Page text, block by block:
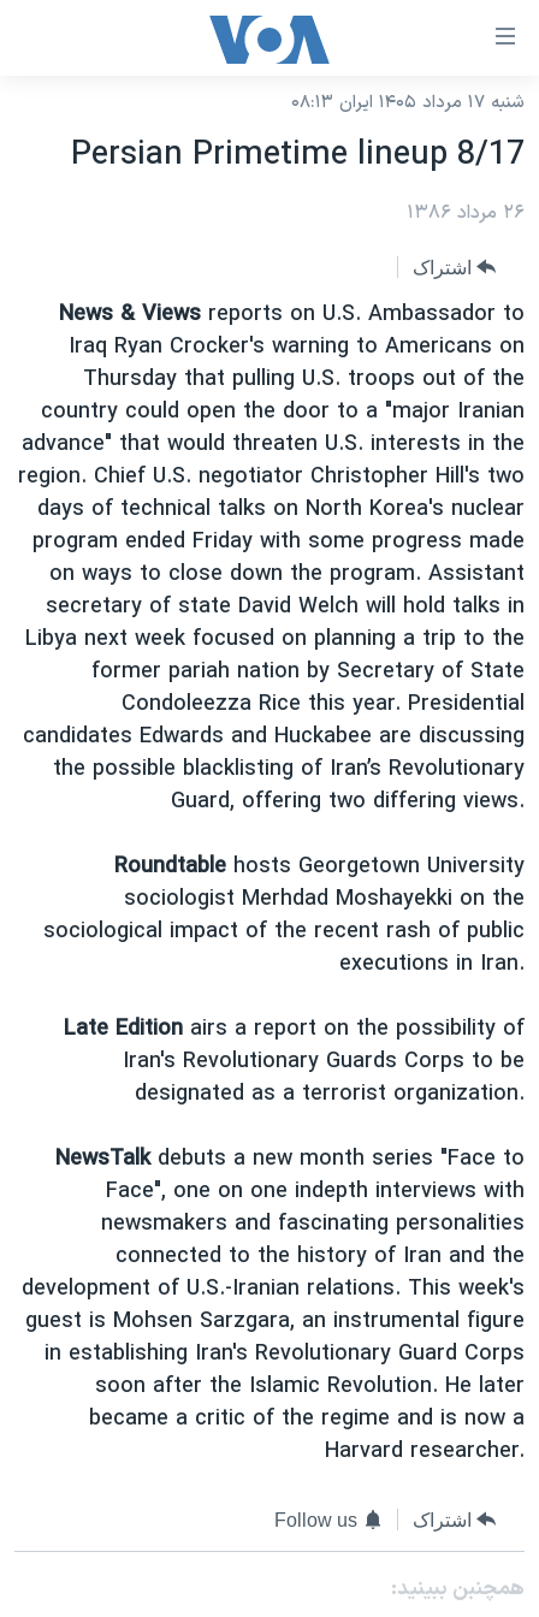
لینکهای
دسترسی
جهش
محتوای
جهش
به
صفحه
اصلی
جهش
به
جستجو
نسخه سبک وب‌سایت
موضوع ها
ایران
آمریکا
جهان
ورزشی
گزیده‌ها
ویژه برنامه‌ها
ویدیوها
فرهنگ و زندگی
حقوق شهروندی
اقتصادی
علم و فناوری
اسرائیل در جنگ
گالری عکس
برنامه های تلویزیونی
جدول برنامه ها
صفحه‌های ویژه
جام جهانی ۲۰۲۶
عملیات خشم حماسی
۲۵۰سالگی آمریکا
بایگانی برنامه‌های تلویزیونی
مستندها
انتخابات ریاست جمهوری آمریکا ۲۰۲۴
حمله جمهوری اسلامی به اسرائیل
رمز مهسا
ورزش زنان در ایران
اعتراضات زن، زندگی، آزادی
تریبونال مردمی آبان ۹۸
دادگاه حمید نوری
چهل سال گروگان‌گیری
اعتراضات مردمی آبان ۹۸
اسرائیل در جنگ
همایش محافظه‌کاران آمریکا «سی‌پک»
صفحه‌های ویژه
سفر پرزیدنت ترامپ به چین
فرکانس‌های صدای آمریکا
پخش رادیویی
یادگیری زبان انگلیسی
دنبال کنید
زبانهای مختلف
شنبه ۱۷ مرداد ۱۴۰۵ ایران ۰۸:۱۳
Persian Primetime lineup 8/17
۲۶ مرداد ۱۳۸۶
اشتراک
News & Views reports on U.S. Ambassador to
Iraq Ryan Crocker's warning to Americans on
Thursday that pulling U.S. troops out of the
country could open the door to a "major Iranian
advance" that would threaten U.S. interests in the
region. Chief U.S. negotiator Christopher Hill's two
days of technical talks on North Korea's nuclear
program ended Friday with some progress made
on ways to close down the program. Assistant
secretary of state David Welch will hold talks in
Libya next week focused on planning a trip to the
former pariah nation by Secretary of State
Condoleezza Rice this year. Presidential
candidates Edwards and Huckabee are discussing
the possible blacklisting of Iran’s Revolutionary
Guard, offering two differing views.
Roundtable hosts Georgetown University
sociologist Merhdad Moshayekki on the
sociological impact of the recent rash of public
executions in Iran.
Late Edition airs a report on the possibility of
Iran's Revolutionary Guards Corps to be
designated as a terrorist organization.
NewsTalkdebuts a new month series "Face to
Face", one on one indepth interviews with
newsmakers and fascinating personalities
connected to the history of Iran and the
development of U.S.-Iranian relations. This week's
guest is Mohsen Sarzgara, an instrumental figure
in establishing Iran's Revolutionary Guard Corps
soon after the Islamic Revolution. He later
became a critic of the regime and is now a
Harvard researcher.
اشتراک Follow us
همچنبن ببینید: